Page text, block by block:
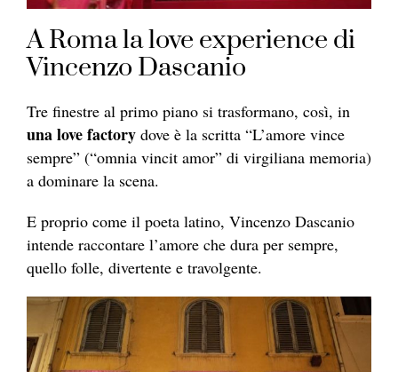
A Roma la love experience di
Vincenzo Dascanio
Tre finestre al primo piano si trasformano, così, in
una love factory dove è la scritta “L’amore vince
sempre” (“omnia vincit amor” di virgiliana memoria)
a dominare la scena.
E proprio come il poeta latino, Vincenzo Dascanio
intende raccontare l’amore che dura per sempre,
quello folle, divertente e travolgente.